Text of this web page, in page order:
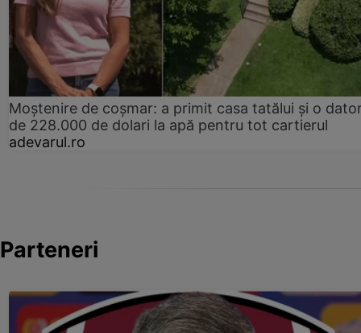
Moștenire de coșmar: a primit casa tatălui și o
de 228.000 de dolari la apă pentru tot cartierul
adevarul.ro
Parteneri